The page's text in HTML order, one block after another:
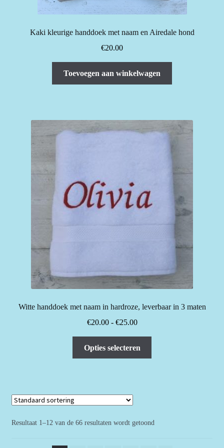
Kaki kleurige handdoek met naam en Airedale hond
€20.00
Toevoegen aan winkelwagen
Witte handdoek met naam in hardroze, leverbaar in 3 maten
€20.00 - €25.00Prijsklasse:
tot
€25.00
Opties selecteren
Resultaat 1–12 van de 66 resultaten wordt getoond